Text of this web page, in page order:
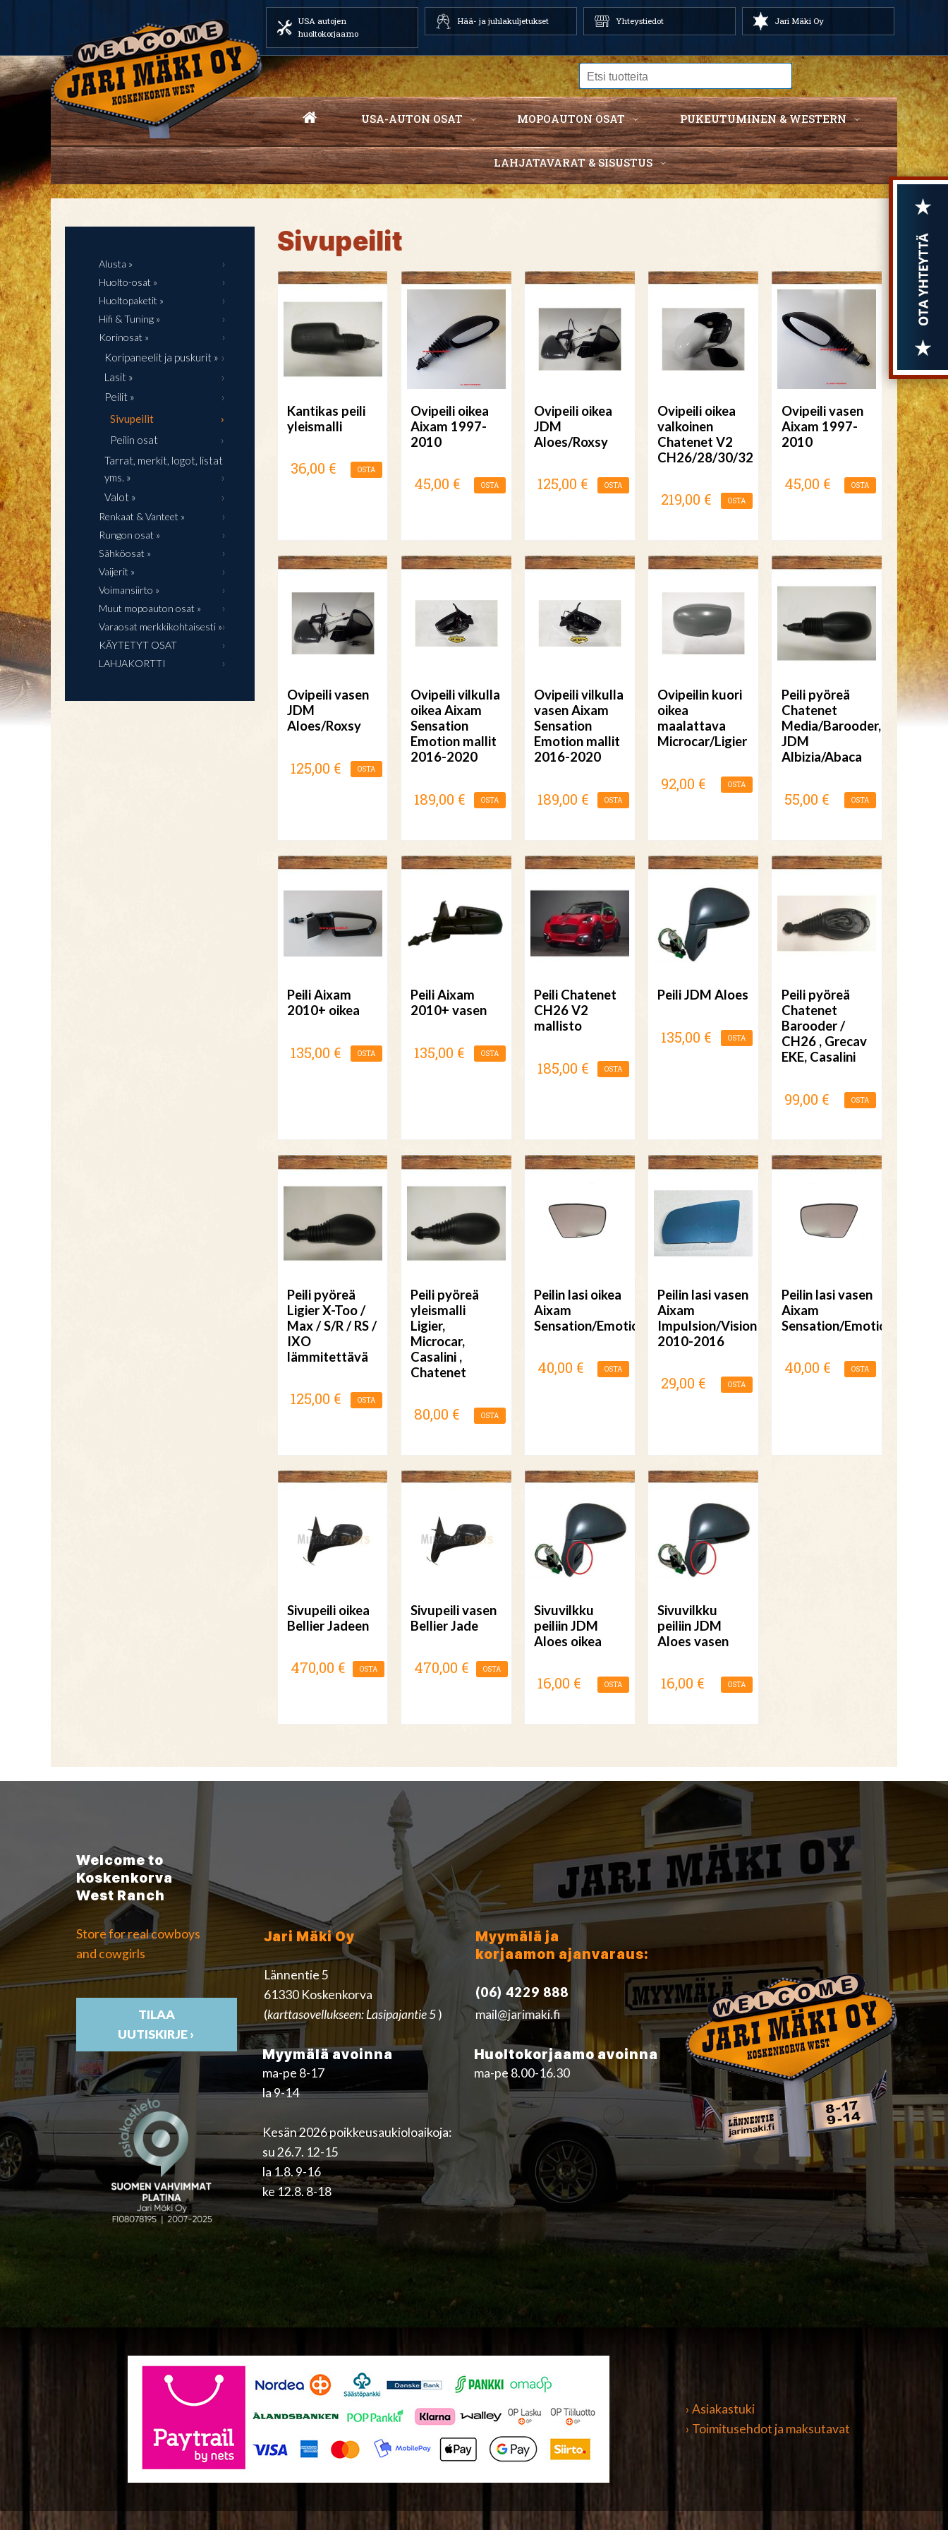
USA autojen
huoltokorjaamo
Hää- ja juhlakuljetukset Yhteystiedot Jari Mäki Oy
USA-AUTON OSAT MOPOAUTON OSAT PUKEUTUMINEN & WESTERN
LAHJATAVARAT & SISUSTUS
Alusta »
Huolto-osat »
Huoltopaketit »
Hifi & Tuning »
Korinosat »
Koripaneelit ja puskurit »
Lasit »
Peilit »
Sivupeilit
Peilin osat
Tarrat, merkit, logot, listat
yms. »
Valot »
Renkaat & Vanteet »
Rungon osat »
Sähköosat »
Vaijerit »
Voimansiirto »
Muut mopoauton osat »
Varaosat merkkikohtaisesti »
KÄYTETYT OSAT
LAHJAKORTTI
Sivupeilit
Kantikas peili
yleismalli
36,00 € OSTA
Ovipeili oikea
Aixam 1997-
2010
45,00 € OSTA
Ovipeili oikea
JDM
Aloes/Roxsy
125,00 € OSTA
Ovipeili oikea
valkoinen
Chatenet V2
CH26/28/30/32
219,00 € OSTA
Ovipeili vasen
Aixam 1997-
2010
45,00 € OSTA
Ovipeili vasen
JDM
Aloes/Roxsy
125,00 € OSTA
Ovipeili vilkulla
oikea Aixam
Sensation
Emotion mallit
2016-2020
189,00 € OSTA
Ovipeili vilkulla
vasen Aixam
Sensation
Emotion mallit
2016-2020
189,00 € OSTA
Ovipeilin kuori
oikea
maalattava
Microcar/Ligier
92,00 € OSTA
Peili pyöreä
Chatenet
Media/Barooder,
JDM
Albizia/Abaca
55,00 € OSTA
Peili Aixam
2010+ oikea
135,00 € OSTA
Peili Aixam
2010+ vasen
135,00 € OSTA
Peili Chatenet
CH26 V2
mallisto
185,00 € OSTA
Peili JDM Aloes
135,00 € OSTA
Peili pyöreä
Chatenet
Barooder /
CH26 , Grecav
EKE, Casalini
99,00 € OSTA
Peili pyöreä
Ligier X-Too /
Max / S/R / RS /
IXO
lämmitettävä
125,00 € OSTA
Peili pyöreä
yleismalli
Ligier,
Microcar,
Casalini ,
Chatenet
80,00 € OSTA
Peilin lasi oikea
Aixam
Sensation/Emotion/
40,00 € OSTA
Peilin lasi vasen
Aixam
Impulsion/Vision
2010-2016
29,00 € OSTA
Peilin lasi vasen
Aixam
Sensation/Emotion/
40,00 € OSTA
Sivupeili oikea
Bellier Jadeen
470,00 € OSTA
Sivupeili vasen
Bellier Jade
470,00 € OSTA
Sivuvilkku
peiliin JDM
Aloes oikea
16,00 € OSTA
Sivuvilkku
peiliin JDM
Aloes vasen
16,00 € OSTA
Welcome to
Koskenkorva
West Ranch
Store for real cowboys
and cowgirls
TILAA
UUTISKIRJE ›
Jari Mäki Oy
Lännentie 5
61330 Koskenkorva
(karttasovellukseen: Lasipajantie 5)
Myymälä ja
korjaamon ajanvaraus:
(06) 4229 888
mail@jarimaki.fi
Myymälä avoinna
ma-pe 8-17
la 9-14
Kesän 2026 poikkeusaukioloaikoja:
su 26.7. 12-15
la 1.8. 9-16
ke 12.8. 8-18
Huoltokorjaamo avoinna
ma-pe 8.00-16.30
› Asiakastuki
› Toimitusehdot ja maksutavat